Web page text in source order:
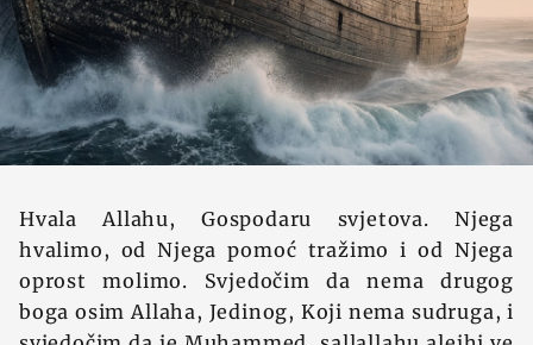
Hvala Allahu, Gospodaru svjetova. Njega
hvalimo, od Njega pomoć tražimo i od Njega
oprost molimo. Svjedočim da nema drugog
boga osim Allaha, Jedinog, Koji nema sudruga, i